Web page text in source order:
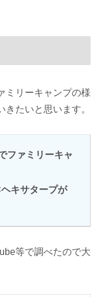
ミリーキャンプの様
たいと思います。
ファミリーキャ
キサタープが
等で調べたので大